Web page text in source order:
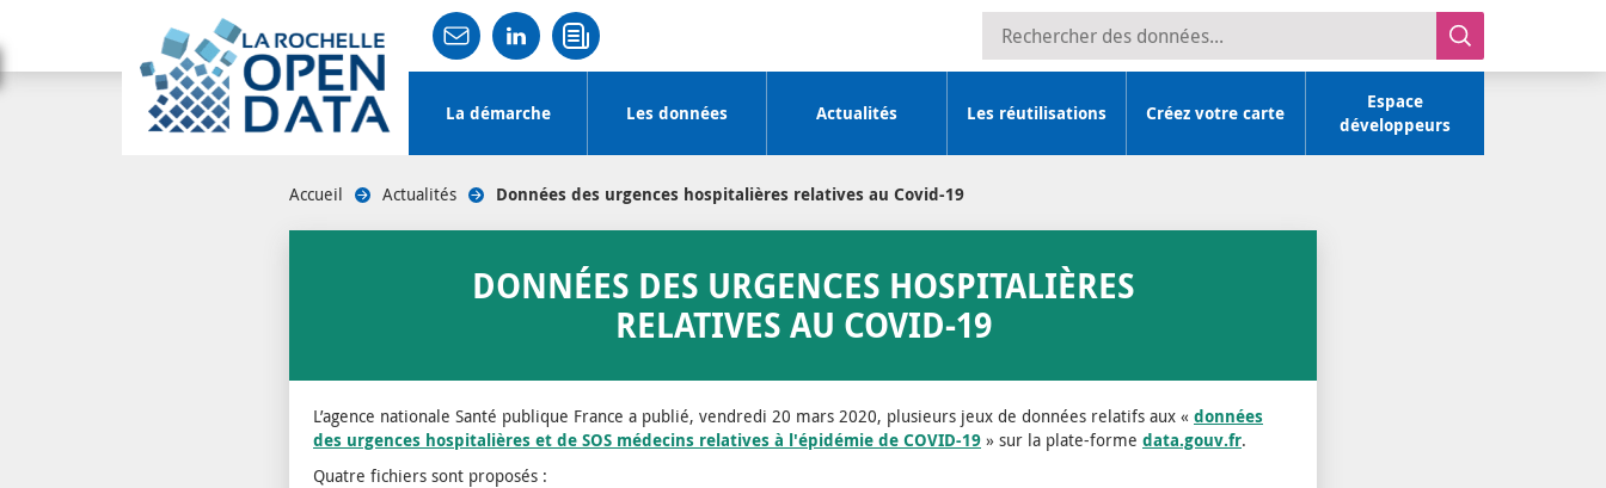
Rechercher des données
La démarche Les données Actualités Les réutilisations Créez votre carte
Espace
développeurs
Accueil Actualités Données des urgences hospitalières relatives au Covid-19
DONNÉES DES URGENCES HOSPITALIÈRES
RELATIVES AU COVID-19
L’agence nationale Santé publique France a publié, vendredi 20 mars 2020, plusieurs jeux de données relatifs aux « données
des urgences hospitalières et de SOS médecins relatives à l'épidémie de COVID-19 » sur la plate-forme data.gouv.fr.
Quatre fichiers sont proposés :